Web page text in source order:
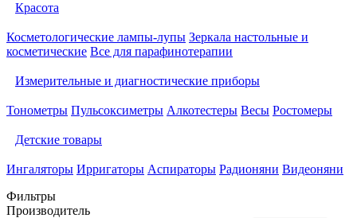
Красота
Косметологические лампы-лупы Зеркала настольные и
косметические Все для парафинотерапии
Измерительные и диагностические приборы
Тонометры Пульсоксиметры Алкотестеры Весы Ростомеры
Детские товары
Ингаляторы Ирригаторы Аспираторы Радионяни Видеоняни
Фильтры
Производитель